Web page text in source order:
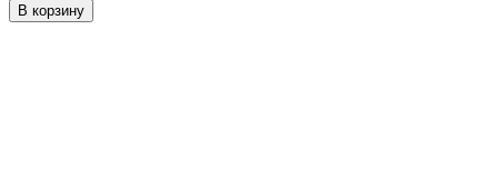
В корзину